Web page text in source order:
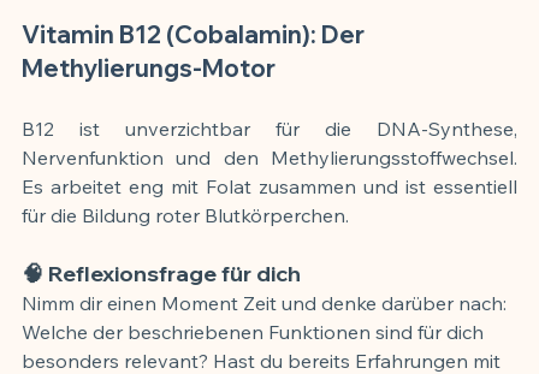
Vitamin B12 (Cobalamin): Der
Methylierungs-Motor
B12 ist unverzichtbar für die DNA-Synthese,
Nervenfunktion und den Methylierungsstoffwechsel.
Es arbeitet eng mit Folat zusammen und ist essentiell
für die Bildung roter Blutkörperchen.
🧠 Reflexionsfrage für dich
Nimm dir einen Moment Zeit und denke darüber nach:
Welche der beschriebenen Funktionen sind für dich
besonders relevant? Hast du bereits Erfahrungen mit